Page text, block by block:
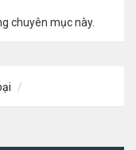
chuyên mục này.